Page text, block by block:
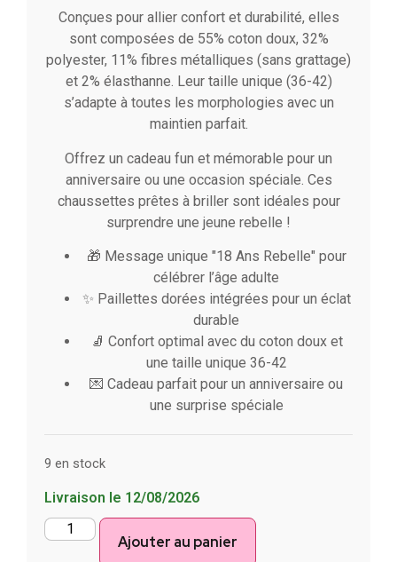
Conçues pour allier confort et durabilité, elles
sont composées de 55% coton doux, 32%
polyester, 11% fibres métalliques (sans grattage)
et 2% élasthanne. Leur taille unique (36-42)
s’adapte à toutes les morphologies avec un
maintien parfait.
Offrez un cadeau fun et mémorable pour un
anniversaire ou une occasion spéciale. Ces
chaussettes prêtes à briller sont idéales pour
surprendre une jeune rebelle !
🎁 Message unique "18 Ans Rebelle" pour
célébrer l’âge adulte
✨ Paillettes dorées intégrées pour un éclat
durable
🧦 Confort optimal avec du coton doux et
une taille unique 36-42
💌 Cadeau parfait pour un anniversaire ou
une surprise spéciale
9 en stock
Livraison le 12/08/2026
Ajouter au panier